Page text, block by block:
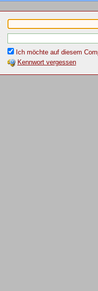
Ich möchte auf diesem
Kennwort vergessen